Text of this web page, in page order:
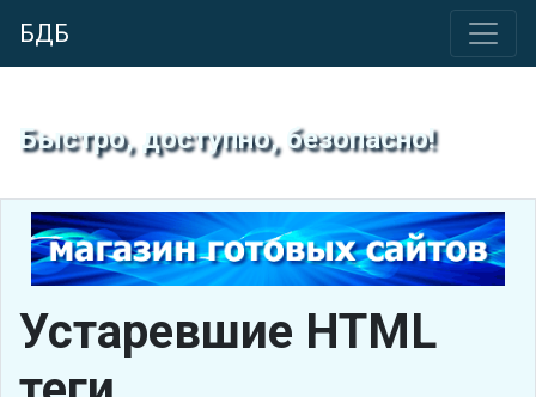
БДБ
Быстро, доступно, безопасно!
Устаревшие HTML